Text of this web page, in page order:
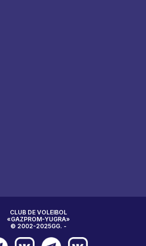
CLUB DE VOLEIBOL
«GAZPROM-YUGRA»
© 2002-2025GG. -